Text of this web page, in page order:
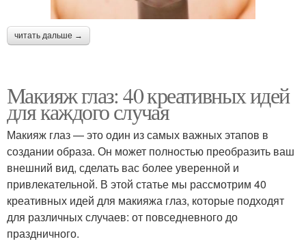
читать дальше →
Макияж глаз: 40 креативных идей
для каждого случая
Макияж глаз — это один из самых важных этапов в
создании образа. Он может полностью преобразить ваш
внешний вид, сделать вас более уверенной и
привлекательной. В этой статье мы рассмотрим 40
креативных идей для макияжа глаз, которые подходят
для различных случаев: от повседневного до
праздничного.